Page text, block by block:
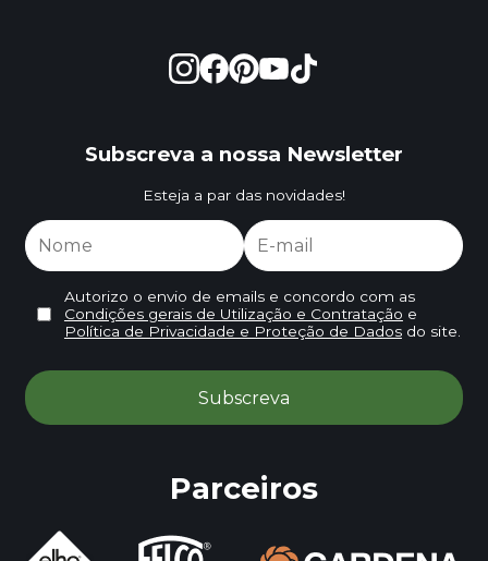
Subscreva a nossa Newsletter
Esteja a par das novidades!
Autorizo o envio de emails e concordo com as
Condições gerais de Utilização e Contratação e
Política de Privacidade e Proteção de Dadosdo site.
Parceiros